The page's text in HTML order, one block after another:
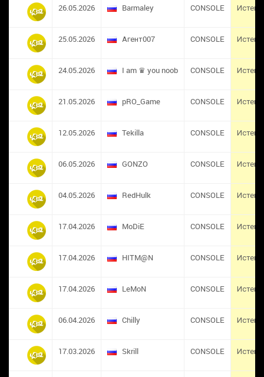
26.05.2026 Barmaley CONSOLE Истек
25.05.2026 Агент007 CONSOLE Истек
24.05.2026 I am ♛ you noob CONSOLE Истек
21.05.2026 pRO_Game CONSOLE Истек
12.05.2026 Tekilla CONSOLE Истек
06.05.2026 GONZO CONSOLE Истек
04.05.2026 RedHulk CONSOLE Истек
17.04.2026 MoDiE CONSOLE Истек
17.04.2026 HITM@N CONSOLE Истек
17.04.2026 LeMoN CONSOLE Истек
06.04.2026 Chilly CONSOLE Истек
17.03.2026 Skrill CONSOLE Истек